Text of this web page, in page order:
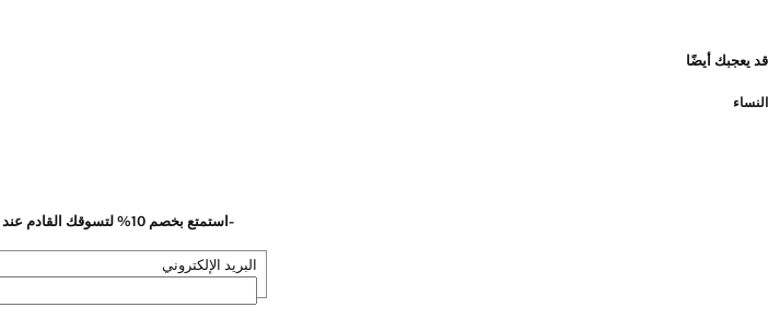
قد يعجبك أيضًا
النساء
-استمتع بخصم 10% لتسوقك القادم عند اشتراكك في نشرتنا الاخبارية
البريد الإلكتروني